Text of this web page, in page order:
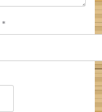
*